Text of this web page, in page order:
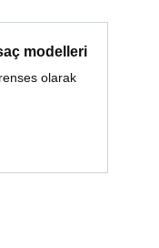
modelleri
olarak